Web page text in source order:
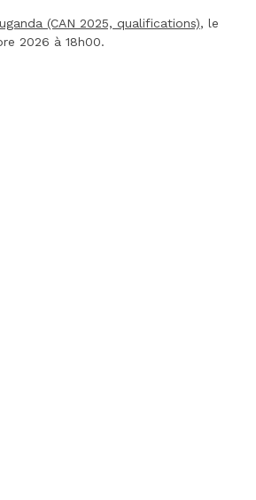
(CAN 2025, qualifications), le
2026 à 18h00.